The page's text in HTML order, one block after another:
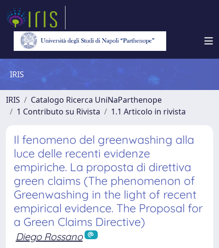
IRIS
IRIS
Catalogo Ricerca UniNaParthenope
1 Contributo su Rivista
1.1 Articolo in rivista
Il fenomeno del greenwashing alla
luce delle recenti evidenze
empiriche. La proposta di direttiva
green claims (The phenomenon of
Greenwashing in the light of recent
empirical evidence. The Proposal for
a Green Claims Directive)
Diego Rossano